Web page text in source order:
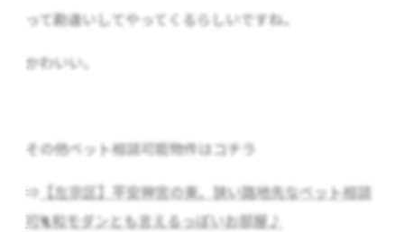
って勘違いしてやってくるらしいですね。
かわいい。
その他ペット相談可能物件はコチラ
⇒ 【左京区】平安神宮の東、狭い路地先なペット相談
可🐈和モダンとも言えるっぽいお部屋♪